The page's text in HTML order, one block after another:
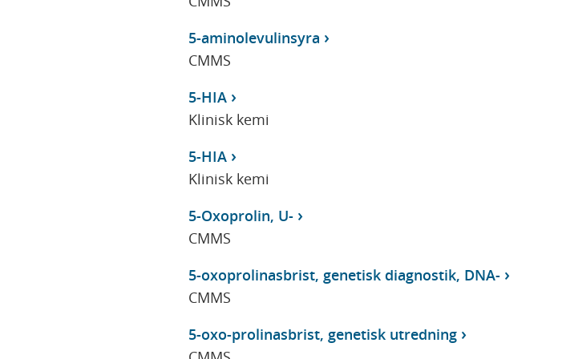
5-aminolevulinsyra
CMMS
5-HIA
Klinisk kemi
5-HIA
Klinisk kemi
5-Oxoprolin, U-
CMMS
5-oxoprolinasbrist, genetisk diagnostik, DNA-
CMMS
5-oxo-prolinasbrist, genetisk utredning